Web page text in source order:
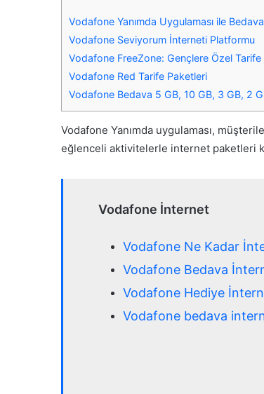
Vodafone Yanımda Uygulaması ile
Vodafone Seviyorum İnterneti Platformu
Vodafone FreeZone: Gençlere Özel Tarife
Vodafone Red Tarife Paketleri
Vodafone Bedava 5 GB, 10 GB, 3 GB, 2
Vodafone Yanımda uygulaması,
eğlenceli aktivitelerle internet paketleri
Vodafone İnternet
Vodafone Ne Kadar
Vodafone Bedava
Vodafone Hediye
Vodafone bedava